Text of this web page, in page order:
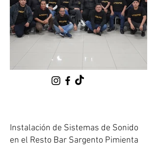
Instalación de Sistemas de Sonido
en el Resto Bar Sargento Pimienta